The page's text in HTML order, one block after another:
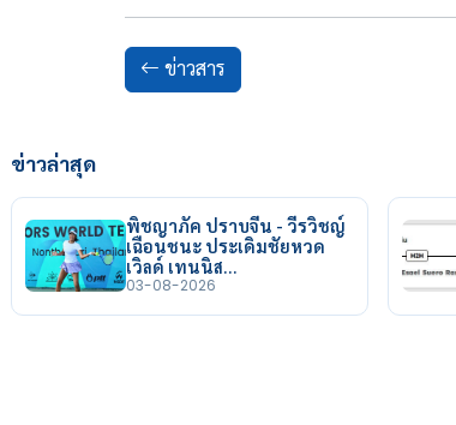
ข่าวสาร
ข่าวล่าสุด
พิชญาภัค ปราบจีน - วีรวิชญ์
เฉือนชนะ ประเดิมชัยหวด
เวิลด์ เทนนิส…
03-08-2026